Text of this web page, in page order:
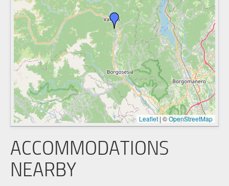
Leaflet | ©OpenStreetMap
ACCOMMODATIONS
NEARBY